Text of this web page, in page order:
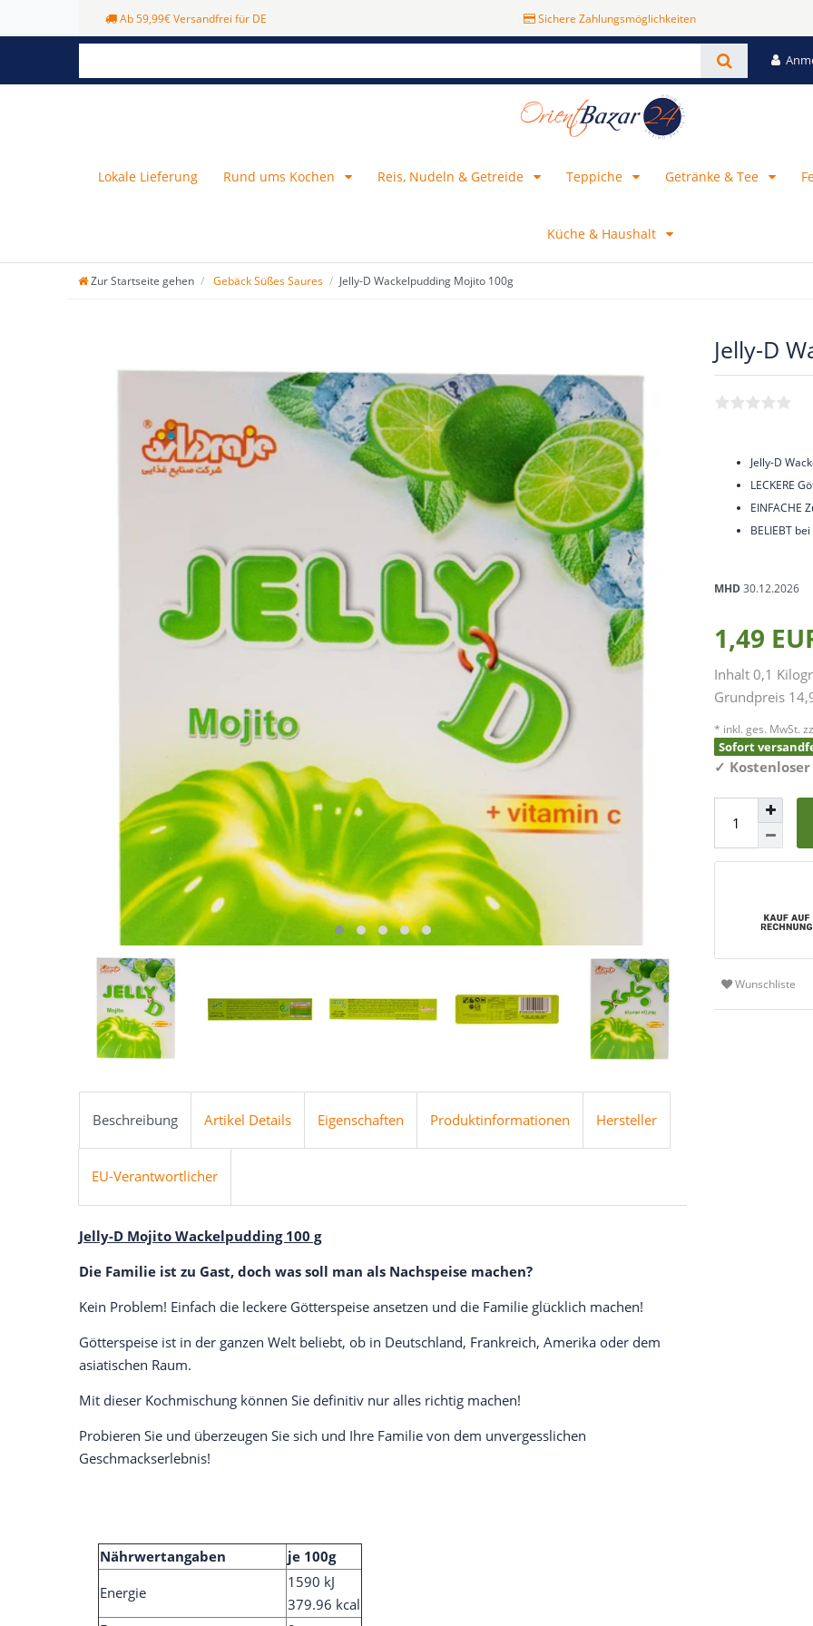
Ab 59,99€ Versandfrei für DE Sichere Zahlungsmöglichkeiten
Lokale Lieferung Rund ums Kochen Reis, Nudeln & Getreide Teppiche Getränke & Tee
Küche & Haushalt
Zur Startseite gehen Gebäck Süßes Saures Jelly-D Wackelpudding Mojito 100g
Jelly-D
Jelly-D
LECKERE
EINFACHE
BELIEBT
MHD30.12.2026
1,49
Inhalt0,1
Grundpreis
* inkl. ges. MwSt.
Sofort
✓
Wunschliste
Beschreibung Artikel Details Eigenschaften Produktinformationen Hersteller
EU-Verantwortlicher
Jelly-D Mojito Wackelpudding 100 g
Die Familie ist zu Gast, doch was soll man als Nachspeise machen?
Kein Problem! Einfach die leckere Götterspeise ansetzen und die Familie glücklich machen!
Götterspeise ist in der ganzen Welt beliebt, ob in Deutschland, Frankreich, Amerika oder dem
asiatischen Raum.
Mit dieser Kochmischung können Sie definitiv nur alles richtig machen!
Probieren Sie und überzeugen Sie sich und Ihre Familie von dem unvergesslichen
Geschmackserlebnis!
Nährwertangaben
je 100g
Energie
1590 kJ
379.96 kcal